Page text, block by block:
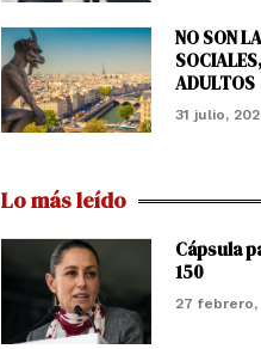
NO SON
ADULTOS
31 julio,
Lo más leído
Cápsula
150
27 febrero,